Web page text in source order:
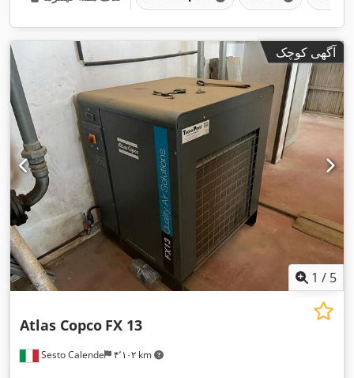
آگهی کوچک
1 / 5
Sesto Calende ۴٬۱۰۲ km
Atlas Copco FX 13